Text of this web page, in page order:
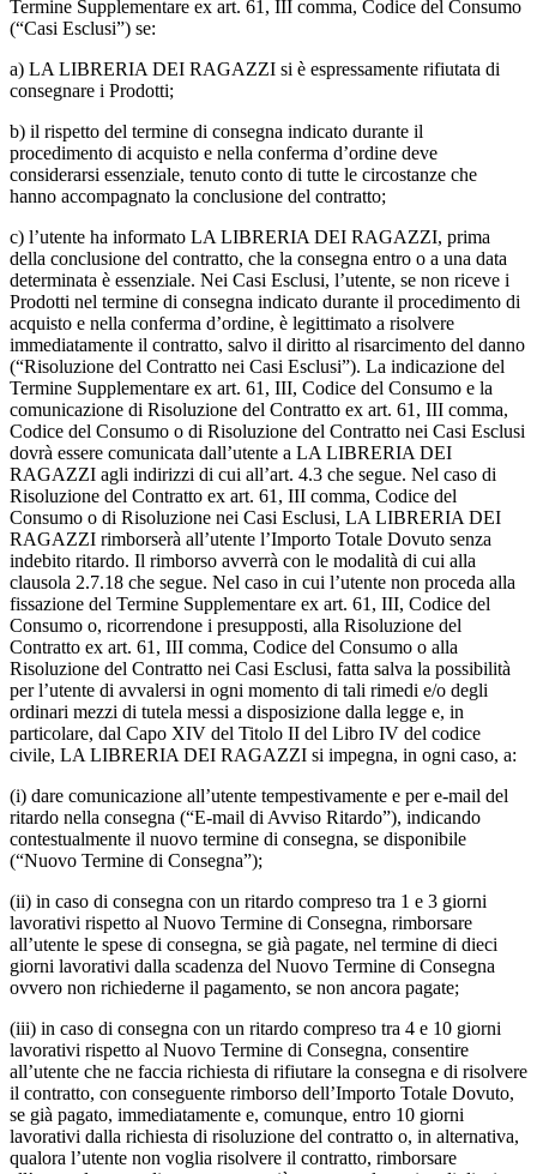
Termine Supplementare ex art. 61, III comma, Codice del Consumo
(“Casi Esclusi”) se:
a) LA LIBRERIA DEI RAGAZZI si è espressamente rifiutata di
consegnare i Prodotti;
b) il rispetto del termine di consegna indicato durante il
procedimento di acquisto e nella conferma d’ordine deve
considerarsi essenziale, tenuto conto di tutte le circostanze che
hanno accompagnato la conclusione del contratto;
c) l’utente ha informato LA LIBRERIA DEI RAGAZZI, prima
della conclusione del contratto, che la consegna entro o a una data
determinata è essenziale. Nei Casi Esclusi, l’utente, se non riceve i
Prodotti nel termine di consegna indicato durante il procedimento di
acquisto e nella conferma d’ordine, è legittimato a risolvere
immediatamente il contratto, salvo il diritto al risarcimento del danno
(“Risoluzione del Contratto nei Casi Esclusi”). La indicazione del
Termine Supplementare ex art. 61, III, Codice del Consumo e la
comunicazione di Risoluzione del Contratto ex art. 61, III comma,
Codice del Consumo o di Risoluzione del Contratto nei Casi Esclusi
dovrà essere comunicata dall’utente a LA LIBRERIA DEI
RAGAZZI agli indirizzi di cui all’art. 4.3 che segue. Nel caso di
Risoluzione del Contratto ex art. 61, III comma, Codice del
Consumo o di Risoluzione nei Casi Esclusi, LA LIBRERIA DEI
RAGAZZI rimborserà all’utente l’Importo Totale Dovuto senza
indebito ritardo. Il rimborso avverrà con le modalità di cui alla
clausola 2.7.18 che segue. Nel caso in cui l’utente non proceda alla
fissazione del Termine Supplementare ex art. 61, III, Codice del
Consumo o, ricorrendone i presupposti, alla Risoluzione del
Contratto ex art. 61, III comma, Codice del Consumo o alla
Risoluzione del Contratto nei Casi Esclusi, fatta salva la possibilità
per l’utente di avvalersi in ogni momento di tali rimedi e/o degli
ordinari mezzi di tutela messi a disposizione dalla legge e, in
particolare, dal Capo XIV del Titolo II del Libro IV del codice
civile, LA LIBRERIA DEI RAGAZZI si impegna, in ogni caso, a:
(i) dare comunicazione all’utente tempestivamente e per e-mail del
ritardo nella consegna (“E-mail di Avviso Ritardo”), indicando
contestualmente il nuovo termine di consegna, se disponibile
(“Nuovo Termine di Consegna”);
(ii) in caso di consegna con un ritardo compreso tra 1 e 3 giorni
lavorativi rispetto al Nuovo Termine di Consegna, rimborsare
all’utente le spese di consegna, se già pagate, nel termine di dieci
giorni lavorativi dalla scadenza del Nuovo Termine di Consegna
ovvero non richiederne il pagamento, se non ancora pagate;
(iii) in caso di consegna con un ritardo compreso tra 4 e 10 giorni
lavorativi rispetto al Nuovo Termine di Consegna, consentire
all’utente che ne faccia richiesta di rifiutare la consegna e di risolvere
il contratto, con conseguente rimborso dell’Importo Totale Dovuto,
se già pagato, immediatamente e, comunque, entro 10 giorni
lavorativi dalla richiesta di risoluzione del contratto o, in alternativa,
qualora l’utente non voglia risolvere il contratto, rimborsare